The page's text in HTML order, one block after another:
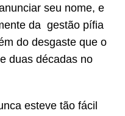
seu nome, e
da gestão pífia
do desgaste que o
duas décadas no
esteve tão fácil